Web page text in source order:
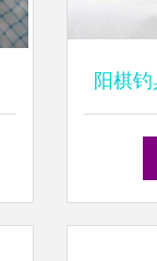
阳棋
业渔具